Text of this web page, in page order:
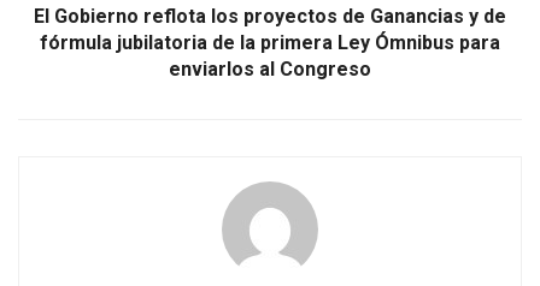
El Gobierno reflota los proyectos de Ganancias y de
fórmula jubilatoria de la primera Ley Ómnibus para
enviarlos al Congreso